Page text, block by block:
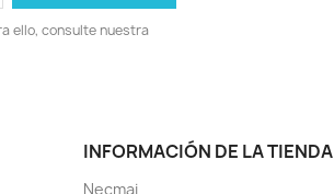
ello, consulte nuestra
INFORMACIÓN DE LA TIENDA
Necmai